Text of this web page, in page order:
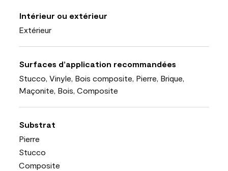
Intérieur ou extérieur
Extérieur
Surfaces d’application recommandées
Stucco, Vinyle, Bois composite, Pierre, Brique,
Maçonite, Bois, Composite
Substrat
Pierre
Stucco
Composite